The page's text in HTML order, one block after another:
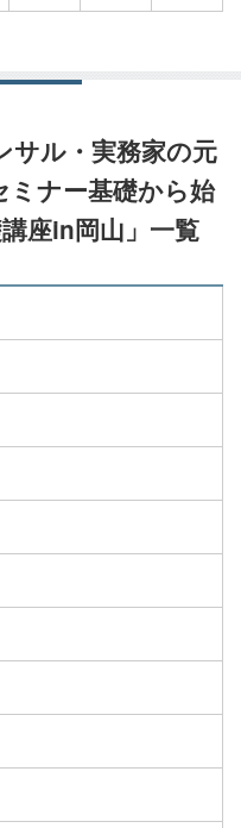
サル・実務家の元
ナー基礎から始
座in岡山」 一覧